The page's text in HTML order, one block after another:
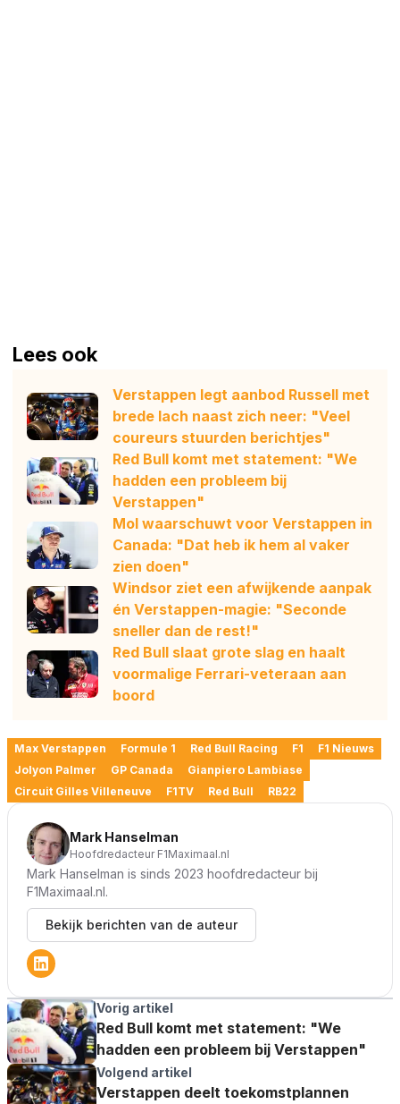
Lees ook
Verstappen legt aanbod Russell met
brede lach naast zich neer: "Veel
coureurs stuurden berichtjes"
Red Bull komt met statement: "We
hadden een probleem bij
Verstappen"
Mol waarschuwt voor Verstappen in
Canada: "Dat heb ik hem al vaker
zien doen"
Windsor ziet een afwijkende aanpak
én Verstappen-magie: "Seconde
sneller dan de rest!"
Red Bull slaat grote slag en haalt
voormalige Ferrari-veteraan aan
boord
Max Verstappen Formule 1 Red Bull Racing F1
F1 Nieuws
Jolyon Palmer
GP Canada
Gianpiero Lambiase
Circuit Gilles Villeneuve
F1TV Red Bull RB22
Mark Hanselman
Hoofdredacteur F1Maximaal.nl
Mark Hanselman is sinds 2023 hoofdredacteur bij
F1Maximaal.nl.
Bekijk berichten van de auteur
Vorig artikel
Red Bull komt met statement: "We
hadden een probleem bij Verstappen"
Volgend artikel
Verstappen deelt toekomstplannen